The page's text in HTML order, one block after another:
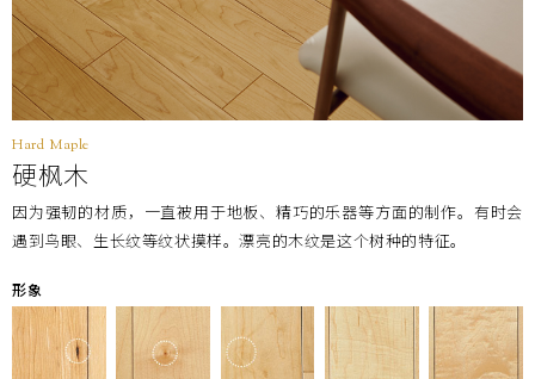
Hard Maple
硬枫木
因为强韧的材质，一直被用于地板、精巧的乐器等方面的制作。有时会
遇到鸟眼、生长纹等纹状摸样。漂亮的木纹是这个树种的特征。
形象